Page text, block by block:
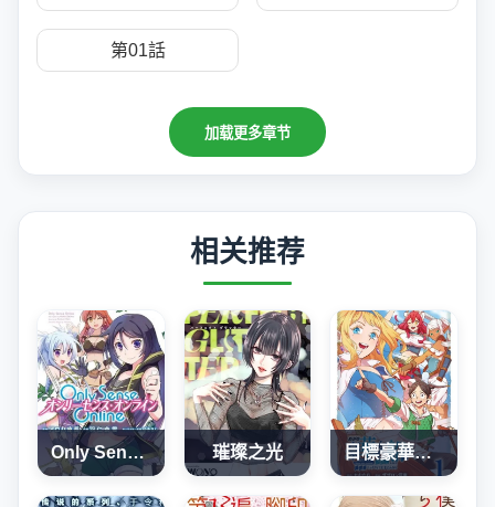
第01話
加载更多章节
相关推荐
Only Sense Online 璀璨之光 目標豪華客船!! 運用船召喚技能，在異世界開啟奢華生活